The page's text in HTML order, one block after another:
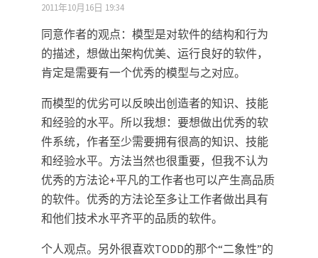
2011年10月16日 19:34
同意作者的观点：模型是对软件的结构和行为
的描述，想做出架构优美、运行良好的软件，
肯定是需要有一个优秀的模型与之对应。
而模型的优劣可以反映出创造者的知识、技能
和经验的水平。所以我想：要想做出优秀的软
件系统，作者至少需要拥有很高的知识、技能
和经验水平。方法当然也很重要，但我不认为
优秀的方法论+平凡的工作者也可以产生高品质
的软件。优秀的方法论至多让工作者做出具有
和他们技术水平齐平的品质的软件。
个人观点。另外很喜欢TODD的那个“二象性”的